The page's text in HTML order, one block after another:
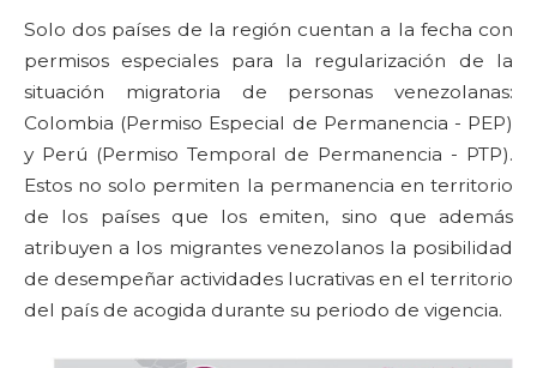
Solo dos países de la región cuentan a la fecha con
permisos especiales para la regularización de la
situación migratoria de personas venezolanas:
Colombia (Permiso Especial de Permanencia - PEP)
y Perú (Permiso Temporal de Permanencia - PTP).
Estos no solo permiten la permanencia en territorio
de los países que los emiten, sino que además
atribuyen a los migrantes venezolanos la posibilidad
de desempeñar actividades lucrativas en el territorio
del país de acogida durante su periodo de vigencia.